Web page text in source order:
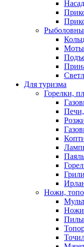
Для туризма
Горелки,
Печи,
Ножи,
Ножи
Пилы